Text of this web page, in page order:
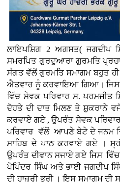
ਲਾਇਪਸ਼ਿਗ 2 ਅਗਸਤ( ਜਗਦੀਪ
ਸਮਰਪਿਤ ਗੁਰਦੁਆਰਾ ਗੁਰਮਤਿ
ਸੰਗਤ ਵੱਲੋਂ ਗੁਰਮਤਿ ਸਮਾਗਮ ਬਹੁਤ
ਐਤਵਾਰ ਨੂੰ ਕਰਵਾਇਆ ਗਿਆ। ਜਿਸ
ਵਿੱਚ ਸੇਵਕ ਪਰਿਵਾਰ ਸ. ਪਰਮਜੀਤ
ਦੋਹਤੇ ਦੀ ਦਾਤ ਮਿਲਣ ਤੇ ਸ਼ੁਕਰਾਨੇ
ਕਰਵਾਏ ਗਏ , ਉਪਰੰਤ ਸੇਵਕ
ਪਰਿਵਾਰ ਵੱਲੋਂ ਆਪਣੇ ਬੇਟੇ ਦੇ ਜਨਮ
ਸਾਹਿਬ ਦੇ ਪਾਠ ਕਰਵਾਏ ਗਏ ।
ਉਪਰੰਤ ਦੀਵਾਨ ਸਜਾਏ ਗਏ ਜਿਸ
ਪੋਪਿੰਦਰ ਸਿੰਘ ਅਤੇ ਭਾਈ ਜਗਦੀਪ
ਦੀ ਹਾਜ਼ਰੀ ਭਰੀ । ਇਸ ਸਮਾਗਮ ਦੀ